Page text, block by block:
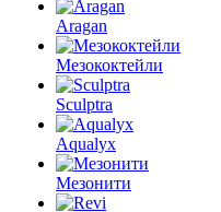
Aragan
Мезококтейли
Sculptra
Aqualyx
Мезонити